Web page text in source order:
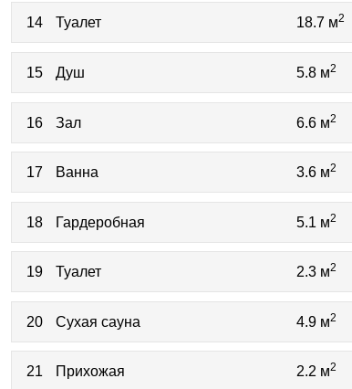
14 Туалет 18.7 м2
15 Душ 5.8 м2
16 Зал 6.6 м2
17 Ванна 3.6 м2
18 Гардеробная 5.1 м2
19 Туалет 2.3 м2
20 Сухая сауна 4.9 м2
21 Прихожая 2.2 м2